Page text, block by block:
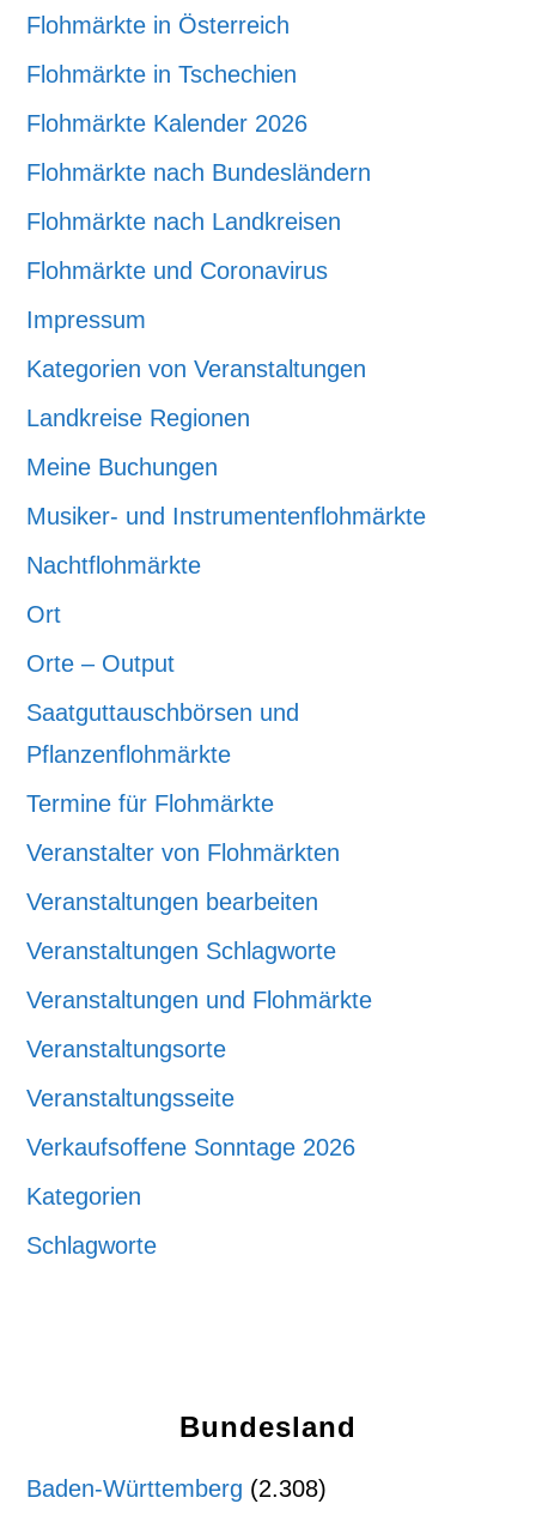
Flohmärkte in Österreich
Flohmärkte in Tschechien
Flohmärkte Kalender 2026
Flohmärkte nach Bundesländern
Flohmärkte nach Landkreisen
Flohmärkte und Coronavirus
Impressum
Kategorien von Veranstaltungen
Landkreise Regionen
Meine Buchungen
Musiker- und Instrumentenflohmärkte
Nachtflohmärkte
Ort
Orte – Output
Saatguttauschbörsen und
Pflanzenflohmärkte
Termine für Flohmärkte
Veranstalter von Flohmärkten
Veranstaltungen bearbeiten
Veranstaltungen Schlagworte
Veranstaltungen und Flohmärkte
Veranstaltungsorte
Veranstaltungsseite
Verkaufsoffene Sonntage 2026
Kategorien
Schlagworte
Bundesland
Baden-Württemberg (2.308)